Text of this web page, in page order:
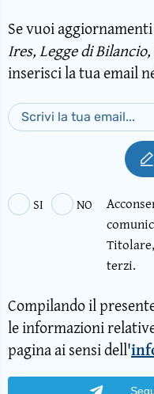
Se vuoi
Ires, Legge di
inserisci la tua email
SI NO
terzi.
Compilando il
le informazioni
pagina ai sensi dell'